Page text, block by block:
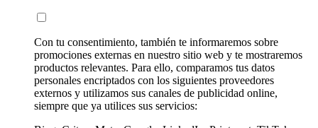
Con tu consentimiento, también te informaremos sobre
promociones externas en nuestro sitio web y te mostraremos
productos relevantes. Para ello, comparamos tus datos
personales encriptados con los siguientes proveedores
externos y utilizamos sus canales de publicidad online,
siempre que ya utilices sus servicios: